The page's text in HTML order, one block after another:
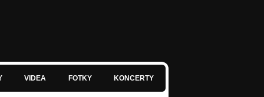
VIDEA FOTKY KONCERTY